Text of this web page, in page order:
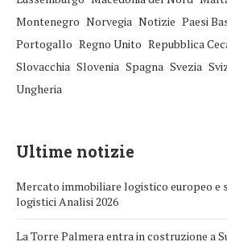
Montenegro Norvegia Notizie Paesi
Portogallo Regno Unito Repubblica
Slovacchia Slovenia Spagna Svezia
Ungheria
Ultime notizie
Mercato immobiliare logistico europeo e
logistici Analisi 2026
La Torre Palmera entra in costruzione a